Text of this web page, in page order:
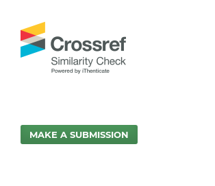
MAKE A SUBMISSION